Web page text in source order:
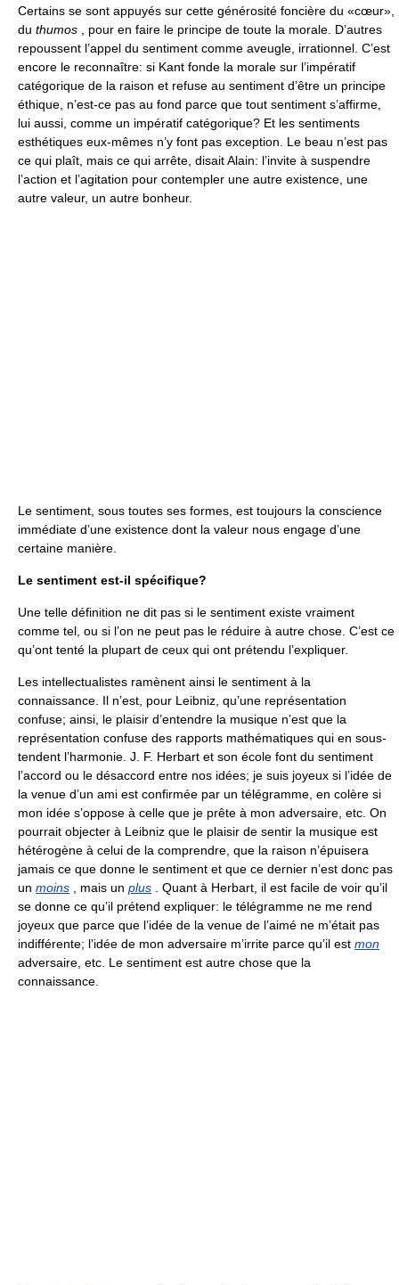
Certains se sont appuyés sur cette générosité foncière du «cœur»,
du thumos , pour en faire le principe de toute la morale. D’autres
repoussent l’appel du sentiment comme aveugle, irrationnel. C’est
encore le reconnaître: si Kant fonde la morale sur l’impératif
catégorique de la raison et refuse au sentiment d’être un principe
éthique, n’est-ce pas au fond parce que tout sentiment s’affirme,
lui aussi, comme un impératif catégorique? Et les sentiments
esthétiques eux-mêmes n’y font pas exception. Le beau n’est pas
ce qui plaît, mais ce qui arrête, disait Alain: l’invite à suspendre
l’action et l’agitation pour contempler une autre existence, une
autre valeur, un autre bonheur.
Le sentiment, sous toutes ses formes, est toujours la conscience
immédiate d’une existence dont la valeur nous engage d’une
certaine manière.
Le sentiment est-il spécifique?
Une telle définition ne dit pas si le sentiment existe vraiment
comme tel, ou si l’on ne peut pas le réduire à autre chose. C’est ce
qu’ont tenté la plupart de ceux qui ont prétendu l’expliquer.
Les intellectualistes ramènent ainsi le sentiment à la
connaissance. Il n’est, pour Leibniz, qu’une représentation
confuse; ainsi, le plaisir d’entendre la musique n’est que la
représentation confuse des rapports mathématiques qui en sous-
tendent l’harmonie. J. F. Herbart et son école font du sentiment
l’accord ou le désaccord entre nos idées; je suis joyeux si l’idée de
la venue d’un ami est confirmée par un télégramme, en colère si
mon idée s’oppose à celle que je prête à mon adversaire, etc. On
pourrait objecter à Leibniz que le plaisir de sentir la musique est
hétérogène à celui de la comprendre, que la raison n’épuisera
jamais ce que donne le sentiment et que ce dernier n’est donc pas
un moins , mais un plus . Quant à Herbart, il est facile de voir qu’il
se donne ce qu’il prétend expliquer: le télégramme ne me rend
joyeux que parce que l’idée de la venue de l’aimé ne m’était pas
indifférente; l’idée de mon adversaire m’irrite parce qu’il est mon
adversaire, etc. Le sentiment est autre chose que la
connaissance.